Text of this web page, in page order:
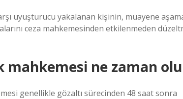
uyuşturucu yakalanan kişinin, muayene
ceza mahkemesinden etkilenmeden
ne zaman
genellikle gözaltı sürecinden 48 saat sonra